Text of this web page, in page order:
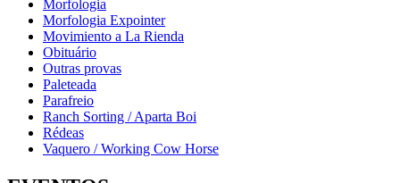
Morfologia
Morfologia Expointer
Movimiento a La Rienda
Obituário
Outras provas
Paleteada
Parafreio
Ranch Sorting / Aparta Boi
Rédeas
Vaquero / Working Cow Horse